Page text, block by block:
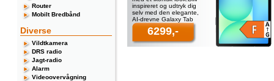
Router
Mobilt Bredbånd
Diverse
Vildtkamera
DRS radio
Jagt-radio
Alarm
Videoovervågning
inspireret og udtryk dig
selv med den elegante,
AI-drevne Galaxy Tab
S10 FE med S Pen. Lyse
toner i de6299,-